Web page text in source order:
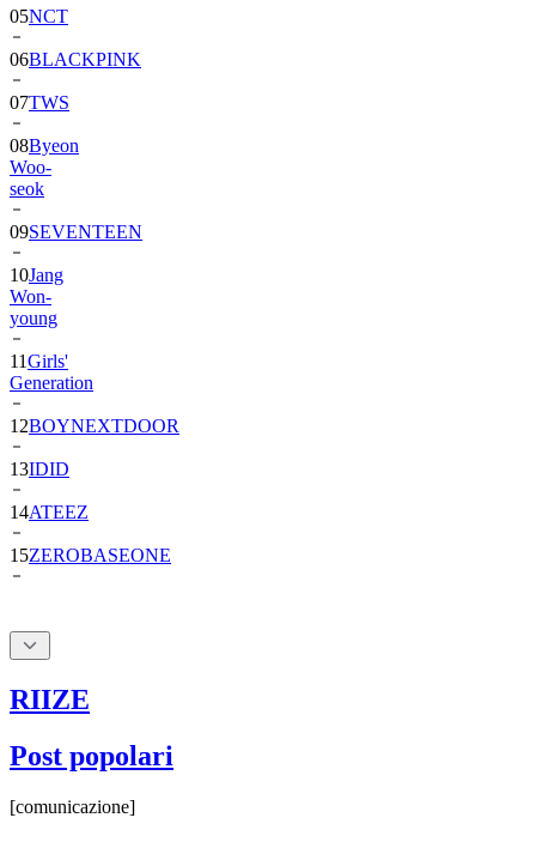
06BLACKPINK
07TWS
08Byeon
Woo-
seok
09SEVENTEEN
10Jang
Won-
young
11Girls'
Generation
12BOYNEXTDOOR
13IDID
14ATEEZ
15ZEROBASEONE
RIIZE
Post popolari
[comunicazione]